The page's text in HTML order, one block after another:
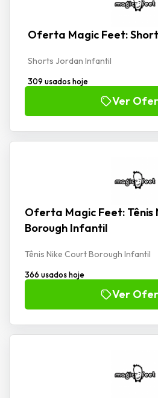
Oferta Magic Feet:
Shorts Jordan Infantil
309 usados hoje
Ver
Oferta Magic Feet: Tênis
Borough Infantil
Tênis Nike Court Borough Infantil
366 usados hoje
Ver